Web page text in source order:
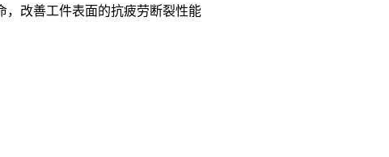
，改善工件表面的抗疲劳断裂性能